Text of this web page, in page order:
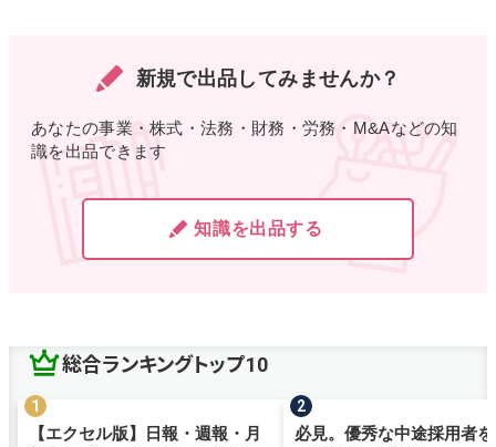
新規で出品してみませんか？
あなたの事業・株式・法務・財務・労務・M&Aなどの知
識を出品できます
知識を出品する
総合ランキングトップ10
【エクセル版】日報・週報・月
必見。優秀な中途採用者